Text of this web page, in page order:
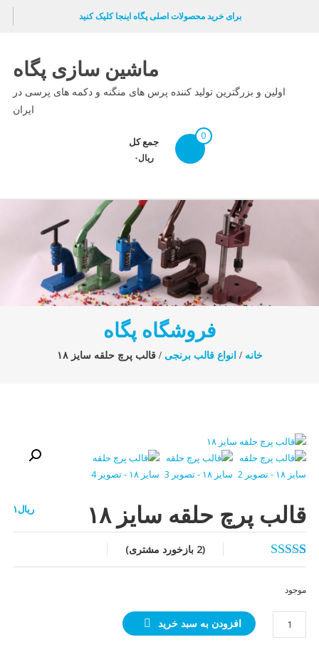
برای خرید محصولات اصلی پگاه اینجا کلیک کنید
ماشین سازی پگاه
اولین و بزرگترین تولید کننده پرس های منگنه و دکمه های پرسی در
ایران
0 جمع کل
ریال۰
فروشگاه پگاه
خانه / انواع قالب برنجی / قالب پرچ حلقه سایز ۱۸
قالب پرچ حلقه سایز ۱۸ ریال۱
امتیازدهی
2
امتیازدهی
(
2 بازخورد مشتری)
موجود
قالب
پرچ
افزودن به سبد خرید